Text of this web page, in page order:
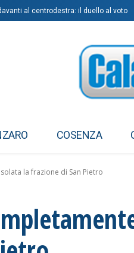
al centrodestra: il duello al voto
COSENZA
la frazione di San Pietro